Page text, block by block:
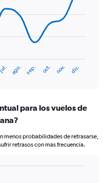
ago. sep. oct. nov. dic.
para los vuelos de
menos probabilidades de retrasarse,
retrasos con más frecuencia.